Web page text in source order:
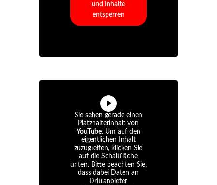
und Inhalte
entsperren
Sie sehen gerade einen
Platzhalterinhalt von
YouTube. Um auf den
eigentlichen Inhalt
zuzugreifen, klicken Sie
auf die Schaltfläche
unten. Bitte beachten Sie,
dass dabei Daten an
Drittanbieter